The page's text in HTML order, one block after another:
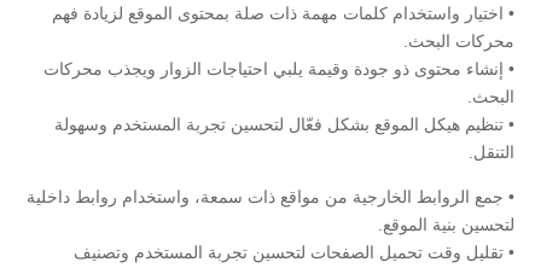
• اختيار واستخدام كلمات مهمة ذات صلة بمحتوى الموقع لزيادة فهم
محركات البحث.
• إنشاء محتوى ذو جودة وقيمة يلبي احتياجات الزوار ويجذب محركات
البحث.
• تنظيم هيكل الموقع بشكل فعّال لتحسين تجربة المستخدم وسهولة
التنقل.
• جمع الروابط الخارجية من مواقع ذات سمعة، واستخدام روابط داخلية
لتحسين بنية الموقع.
• تقليل وقت تحميل الصفحات لتحسين تجربة المستخدم وتصنيف